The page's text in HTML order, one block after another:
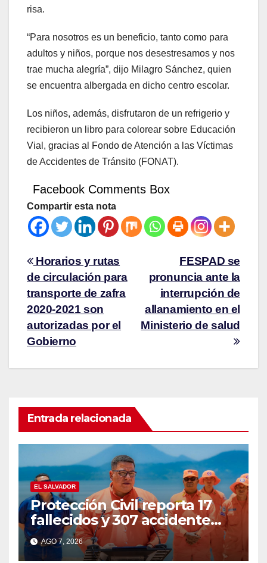
risa.
“Para nosotros es un beneficio, tanto como para
adultos y niños, porque nos desestresamos y nos
trae mucha alegría”, dijo Milagro Sánchez, quien
se encuentra albergada en dicho centro escolar.
Los niños, además, disfrutaron de un refrigerio y
recibieron un libro para colorear sobre Educación
Vial, gracias al Fondo de Atención a las Víctimas
de Accidentes de Tránsito (FONAT).
Facebook Comments Box
Compartir esta nota
FESPAD se
pronuncia ante la
interrupción de
allanamiento en el
Ministerio de salud
Horarios y rutas
de circulación para
transporte de zafra
2020-2021 son
autorizadas por el
Gobierno
Entrada relacionada
EL SALVADOR
Protección Civil reporta 17
fallecidos y 307 accidente
durante vacaciones
agostinas
AGO 7, 2026